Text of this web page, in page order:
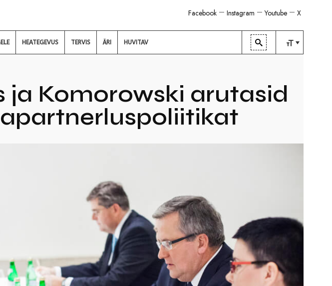
X
Youtube
Instagram
Facebook
HEATEGEVUS TERVIS ÄRI HUVITAV
ja Komorowski arutasid